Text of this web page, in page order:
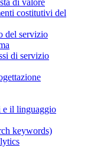
di valore
costitutivi del
del servizio
di servizio
e il linguaggio
keywords)